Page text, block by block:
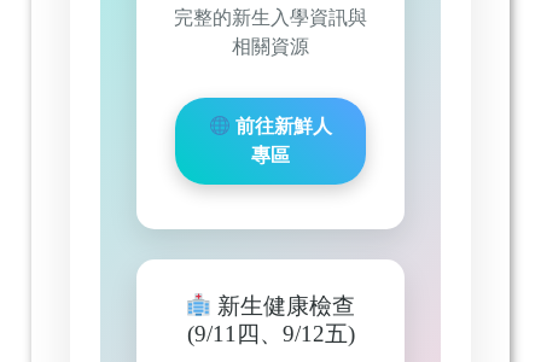
完整的新生入學資訊與
相關資源
前往新鮮人
專區
新生健康檢查
(9/11四、9/12五)